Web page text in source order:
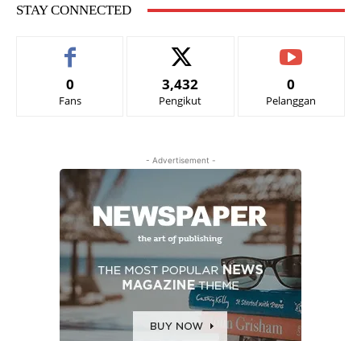
STAY CONNECTED
0
Fans
3,432
Pengikut
0
Pelanggan
- Advertisement -